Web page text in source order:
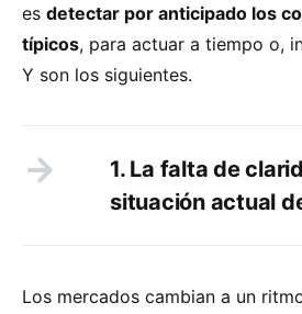
es detectar por anticipado los
típicos, para actuar a tiempo o,
Y son los siguientes.
1. La falta de
situación actual
Los mercados cambian a un